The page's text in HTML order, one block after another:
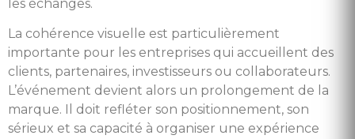
les échanges.
La cohérence visuelle est particulièrement
importante pour les entreprises qui accueillent des
clients, partenaires, investisseurs ou collaborateurs.
L’événement devient alors un prolongement de la
marque. Il doit refléter son positionnement, son
sérieux et sa capacité à organiser une expérience